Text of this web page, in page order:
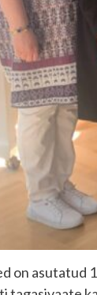
on asutatud